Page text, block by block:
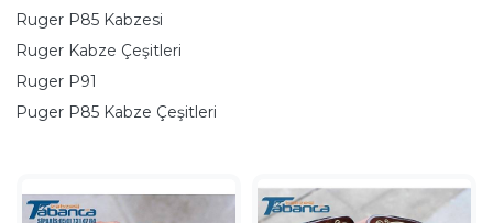
Ruger P85 Kabzesi
Ruger Kabze Çeşitleri
Ruger P91
Puger P85 Kabze Çeşitleri